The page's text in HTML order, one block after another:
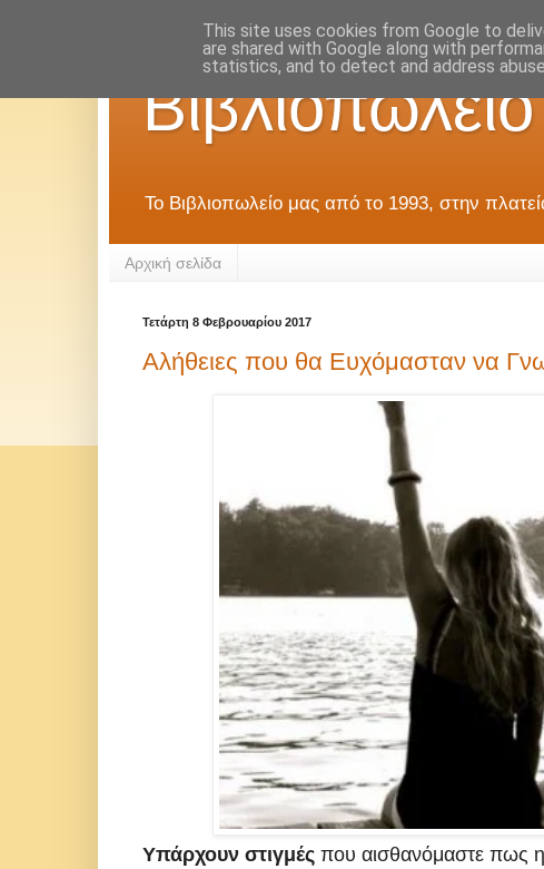
Το Βιβλιοπωλείο μας από το 1993, στην
Αρχική σελίδα
Τετάρτη 8 Φεβρουαρίου 2017
Αλήθειες που θα Ευχόμασταν να
Υπάρχουν στιγμέςπου αισθανόμαστε πως η
This site uses cookies from Google to
are shared with Google along with
statistics, and to detect and address